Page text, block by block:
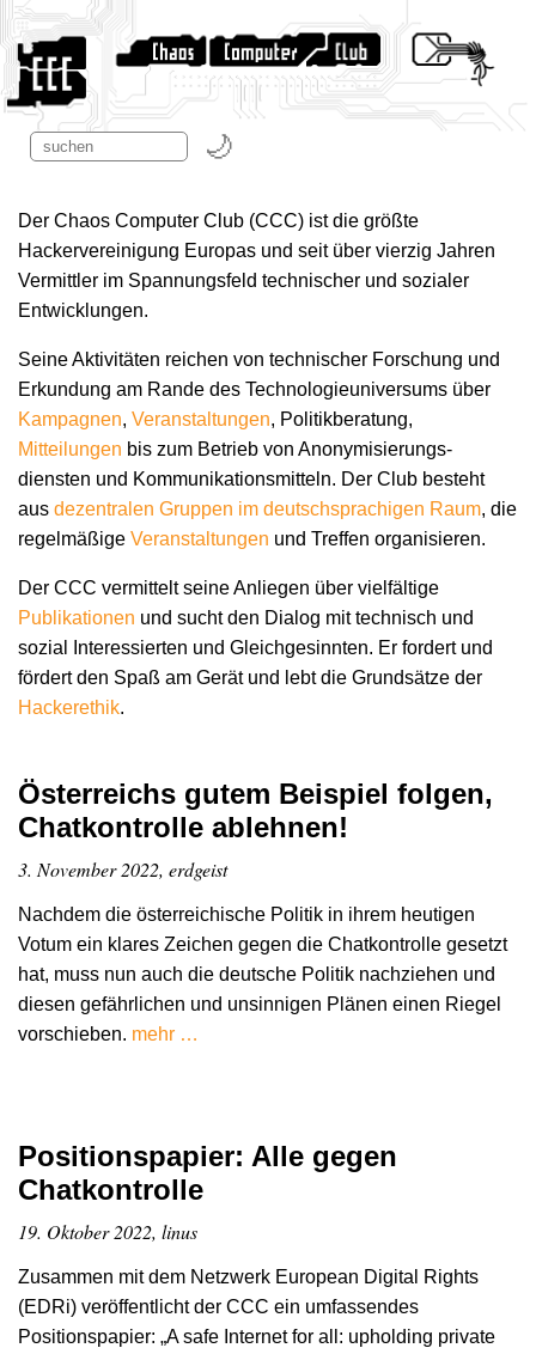
Der Chaos Computer Club (CCC) ist die größte
Hackervereinigung Europas und seit über vierzig Jahren
Vermittler im Spannungsfeld technischer und sozialer
Entwicklungen.
Seine Aktivitäten reichen von technischer Forschung und
Erkundung am Rande des Technologie­universums über
Kampagnen, Veranstaltungen, Politikberatung,
Mitteilungen bis zum Betrieb von Anonymisierungs­
diensten und Kommunikations­mitteln. Der Club besteht
aus dezentralen Gruppen im deutschsprachigen Raum, die
regelmäßige Veranstaltungen und Treffen organisieren.
Der CCC vermittelt seine Anliegen über vielfältige
Publikationen und sucht den Dialog mit technisch und
sozial Interessierten und Gleichgesinnten. Er fordert und
fördert den Spaß am Gerät und lebt die Grundsätze der
Hacker­ethik.
Österreichs gutem Beispiel folgen,
Chatkontrolle ablehnen!
3. November 2022, erdgeist
Nachdem die österreichische Politik in ihrem heutigen
Votum ein klares Zeichen gegen die Chatkontrolle gesetzt
hat, muss nun auch die deutsche Politik nachziehen und
diesen gefährlichen und unsinnigen Plänen einen Riegel
vorschieben. mehr …
Positionspapier: Alle gegen
Chatkontrolle
19. Oktober 2022, linus
Zusammen mit dem Netzwerk European Digital Rights
(EDRi) veröffentlicht der CCC ein umfassendes
Positionspapier: „A safe Internet for all: upholding private